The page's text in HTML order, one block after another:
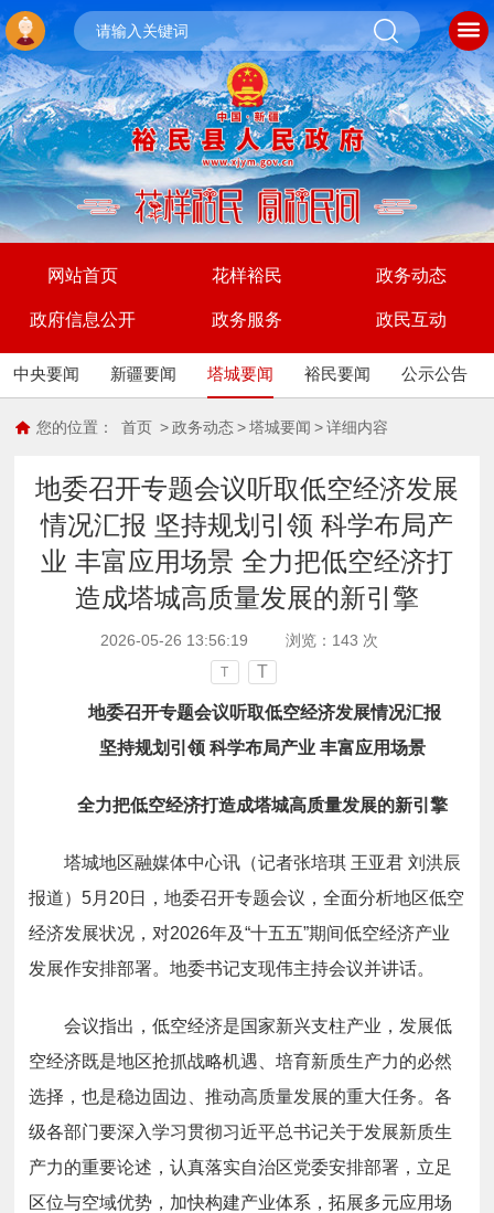
网站首页 花样裕民 政务动态
政府信息公开 政务服务 政民互动
中央要闻 新疆要闻 塔城要闻 裕民要闻 公示公告
您的位置： 首页 > 政务动态 > 塔城要闻 > 详细内容
地委召开专题会议听取低空经济发展
情况汇报 坚持规划引领 科学布局产
业 丰富应用场景 全力把低空经济打
造成塔城高质量发展的新引擎
2026-05-26 13:56:19 浏览： 143 次
T T
地委召开专题会议听取低空经济发展情况汇报
坚持规划引领 科学布局产业 丰富应用场景
全力把低空经济打造成塔城高质量发展的新引擎
塔城地区融媒体中心讯（记者张培琪 王亚君 刘洪辰
报道）5月20日，地委召开专题会议，全面分析地区低空
经济发展状况，对2026年及“十五五”期间低空经济产业
发展作安排部署。地委书记支现伟主持会议并讲话。
会议指出，低空经济是国家新兴支柱产业，发展低
空经济既是地区抢抓战略机遇、培育新质生产力的必然
选择，也是稳边固边、推动高质量发展的重大任务。各
级各部门要深入学习贯彻习近平总书记关于发展新质生
产力的重要论述，认真落实自治区党委安排部署，立足
区位与空域优势，加快构建产业体系，拓展多元应用场